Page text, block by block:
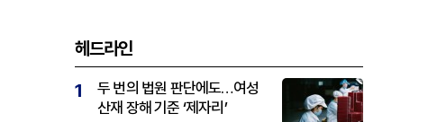
헤드라인
1
두 번의 법원 판단에도…여성
산재 장해 기준 ‘제자리’